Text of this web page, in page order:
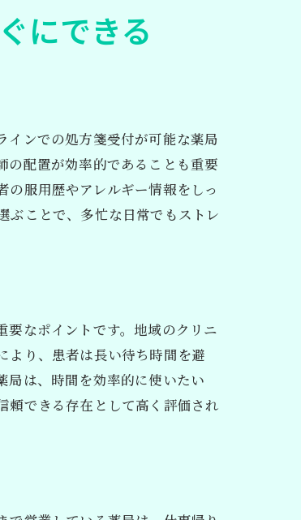
にできる
インでの処方箋受付が可能な薬局
の配置が効率的であることも重要
服用歴やアレルギー情報をしっ
ぶことで、多忙な日常でもストレ
なポイントです。地域のクリニ
より、患者は長い待ち時間を避
局は、時間を効率的に使いたい
頼できる存在として高く評価され